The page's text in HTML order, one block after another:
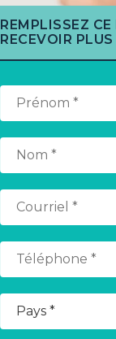
REMPLISSEZ
RECEVOIR